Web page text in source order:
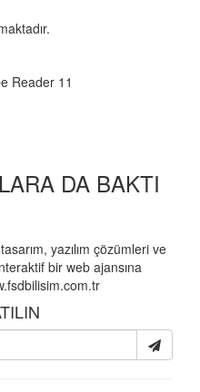
Reader 11
DA BAKTI
yazılım çözümleri ve
bir web ajansına